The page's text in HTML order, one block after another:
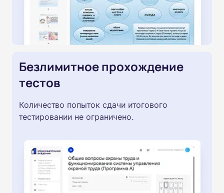
Безлимитное прохождение
тестов
Количество попыток сдачи итогового
тестировании не ограничено.